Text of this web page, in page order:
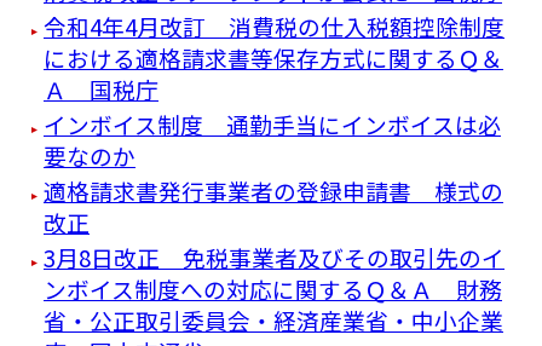
令和4年4月改訂 消費税の仕入税額控除制度
における適格請求書等保存方式に関するＱ＆
Ａ 国税庁
インボイス制度 通勤手当にインボイスは必
要なのか
適格請求書発行事業者の登録申請書 様式の
改正
3月8日改正 免税事業者及びその取引先のイ
ンボイス制度への対応に関するＱ＆Ａ 財務
省・公正取引委員会・経済産業省・中小企業